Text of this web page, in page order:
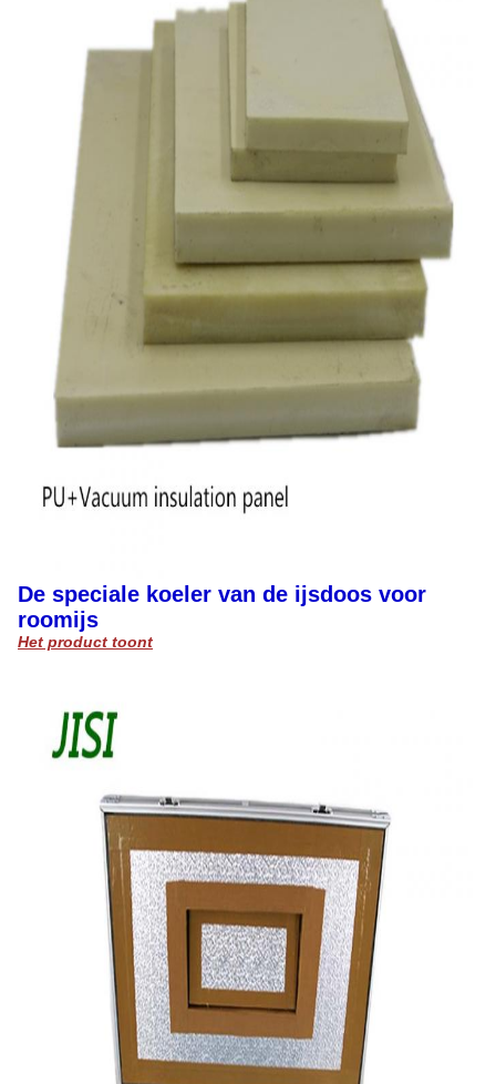
De speciale koeler van de ijsdoos voor
roomijs
Het product toont